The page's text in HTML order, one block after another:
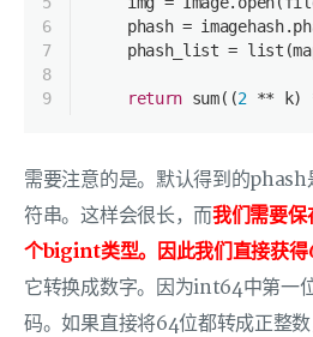
6
7
8
9
phash =
    phash_list =
list (
return sum((2 ** k)
需要注意的是。默认得到的
符串。这样会很长，而我们需要保
个bigint类型。因此我们直接获
它转换成数字。因为int64中第一
码。如果直接将64位都转成正整